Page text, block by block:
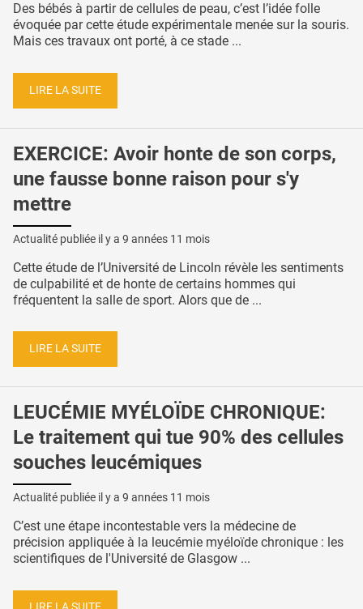
Des bébés à partir de cellules de peau, c’est l’idée folle
évoquée par cette étude expérimentale menée sur la souris.
Mais ces travaux ont porté, à ce stade ...
LIRE LA SUITE
EXERCICE: Avoir honte de son corps,
une fausse bonne raison pour s'y
mettre
Actualité publiée il y a 9 années 11 mois
Cette étude de l’Université de Lincoln révèle les sentiments
de culpabilité et de honte de certains hommes qui
fréquentent la salle de sport. Alors que de ...
LIRE LA SUITE
LEUCÉMIE MYÉLOÏDE CHRONIQUE:
Le traitement qui tue 90% des cellules
souches leucémiques
Actualité publiée il y a 9 années 11 mois
C’est une étape incontestable vers la médecine de
précision appliquée à la leucémie myéloïde chronique : les
scientifiques de l'Université de Glasgow ...